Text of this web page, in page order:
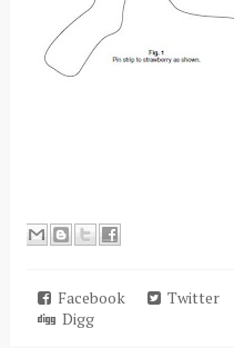
Facebook Twitter
Digg